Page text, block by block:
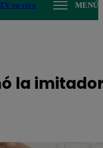
TV en vivo MENÚ
la